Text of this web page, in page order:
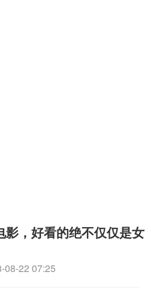
影，好看的绝不仅仅是女
08-22 07:25